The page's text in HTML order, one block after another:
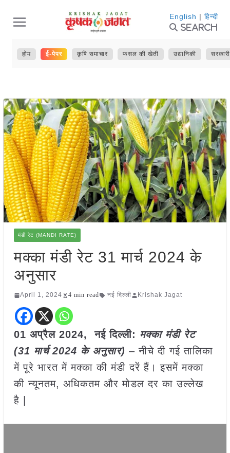
content
English | हिन्दी
Search
होम ई-पेपर कृषि समाचार फसल की खेती उद्यानिकी
मंडी रेट (MANDI RATE)
मक्का मंडी रेट 31 मार्च 2024 के
अनुसार
April 1, 2024 4 min read नई दिल्ली Krishak Jagat
01 अप्रैल 2024, नई दिल्ली: मक्का मंडी रेट
(31 मार्च2024 के अनुसार) – नीचे दी गई तालिका
में पूरे भारत में मक्का की मंडी दरें हैं। इसमें मक्का
की न्यूनतम, अधिकतम और मोडल दर का उल्लेख
है |